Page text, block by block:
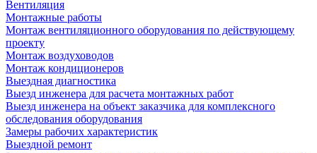
Вентиляция
Монтажные работы
Монтаж вентиляционного оборудования по действующему
проекту
Монтаж воздуховодов
Монтаж кондиционеров
Выездная диагностика
Выезд инженера для расчета монтажных работ
Выезд инженера на объект заказчика для комплексного
обследования оборудования
Замеры рабочих характеристик
Выездной ремонт